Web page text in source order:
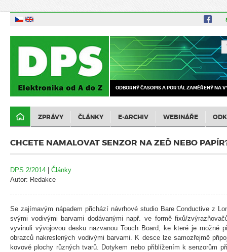
ODBORNÝ ČASOPIS A PORTÁL ZAMĚŘENÝ NA
ZPRÁVY ČLÁNKY E-ARCHIV WEBINÁŘE
CHCETE NAMALOVAT SENZOR NA ZEĎ NEBO
DPS 2/2014 | Články
Autor: Redakce
Se zajímavým nápadem přichází návrhové studio Bare Conductive z
svými vodivými barvami dodávanými např. ve formě fixů/
vyvinuli vývojovou desku nazvanou Touch Board, ke které je možné
obrazců nakreslených vodivými barvami. K desce lze samozřejmě
kovové plochy různých tvarů. Dotykem nebo přiblížením k senzorům